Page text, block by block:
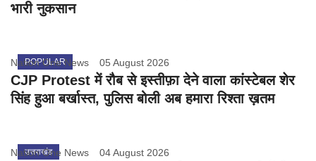
भारी नुकसान
POPULAR
Nation One News 05 August 2026
CJP Protest में रौब से इस्तीफ़ा देने वाला कांस्टेबल शेर
सिंह हुआ बर्खास्त, पुलिस बोली अब हमारा रिश्ता ख़तम
उत्तराखंड
Nation One News 04 August 2026